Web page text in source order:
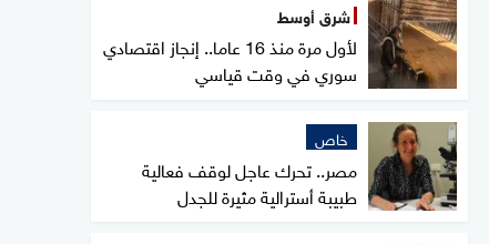
شرق أوسط
لأول مرة منذ 16 عاما.. إنجاز اقتصادي
سوري في وقت قياسي
خاص
مصر.. تحرك عاجل لوقف فعالية
طبيبة أسترالية مثيرة للجدل